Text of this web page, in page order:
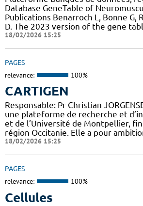
Database GeneTable of
Publications Benarroch L, Bonne G,
D. The 2023 version of the gene
18/02/2026 15:25
PAGES
relevance: 100%
CARTIGEN
Responsable: Pr Christian
une plateforme de recherche et
et de l’Université de Montpellier,
région Occitanie. Elle a pour
18/02/2026 15:25
PAGES
relevance: 100%
Cellules